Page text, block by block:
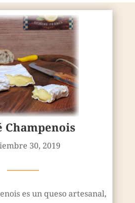
Champenois
30, 2019
————
es un queso artesanal,